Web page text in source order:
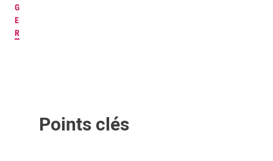
G
E
R
Points clés